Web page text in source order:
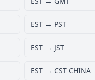
EST → PST
EST → JST
EST → CST CHINA